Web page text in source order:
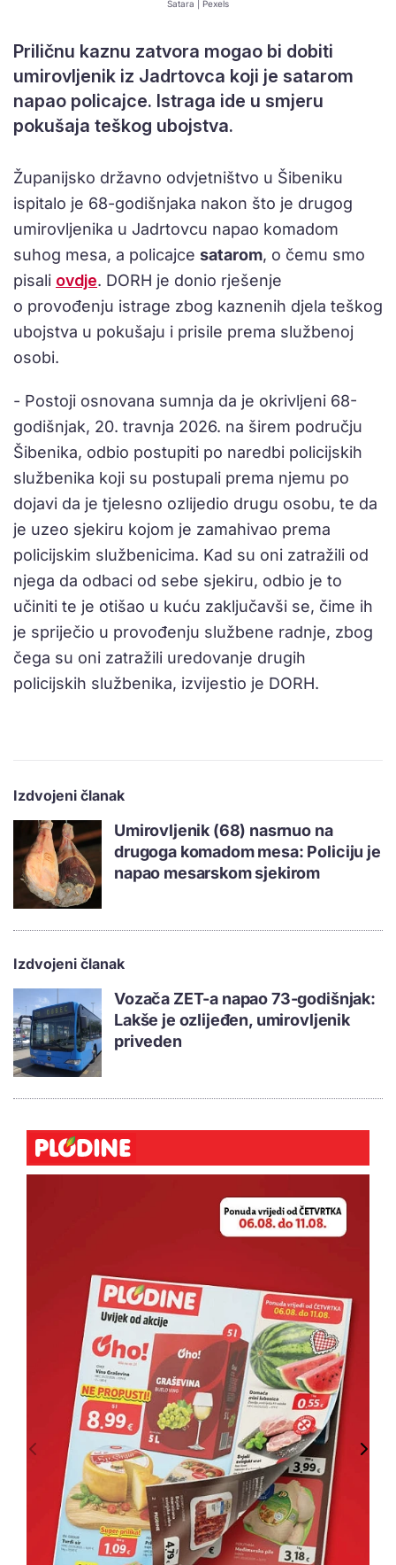
Satara | Pexels
Priličnu kaznu zatvora mogao bi dobiti
umirovljenik iz Jadrtovca koji je satarom
napao policajce. Istraga ide u smjeru
pokušaja teškog ubojstva.
Županijsko državno odvjetništvo u Šibeniku
ispitalo je 68-godišnjaka nakon što je drugog
umirovljenika u Jadrtovcu napao komadom
suhog mesa, a policajce satarom, o čemu smo
pisali ovdje. DORH je donio rješenje
o provođenju istrage zbog kaznenih djela teškog
ubojstva u pokušaju i prisile prema službenoj
osobi.
- Postoji osnovana sumnja da je okrivljeni 68-
godišnjak, 20. travnja 2026. na širem području
Šibenika, odbio postupiti po naredbi policijskih
službenika koji su postupali prema njemu po
dojavi da je tjelesno ozlijedio drugu osobu, te da
je uzeo sjekiru kojom je zamahivao prema
policijskim službenicima. Kad su oni zatražili od
njega da odbaci od sebe sjekiru, odbio je to
učiniti te je otišao u kuću zaključavši se, čime ih
je spriječio u provođenju službene radnje, zbog
čega su oni zatražili uredovanje drugih
policijskih službenika, izvijestio je DORH.
Izdvojeni članak
Umirovljenik (68) nasrnuo na
drugoga komadom mesa: Policiju je
napao mesarskom sjekirom
Izdvojeni članak
Vozača ZET-a napao 73-godišnjak:
Lakše je ozlijeđen, umirovljenik
priveden